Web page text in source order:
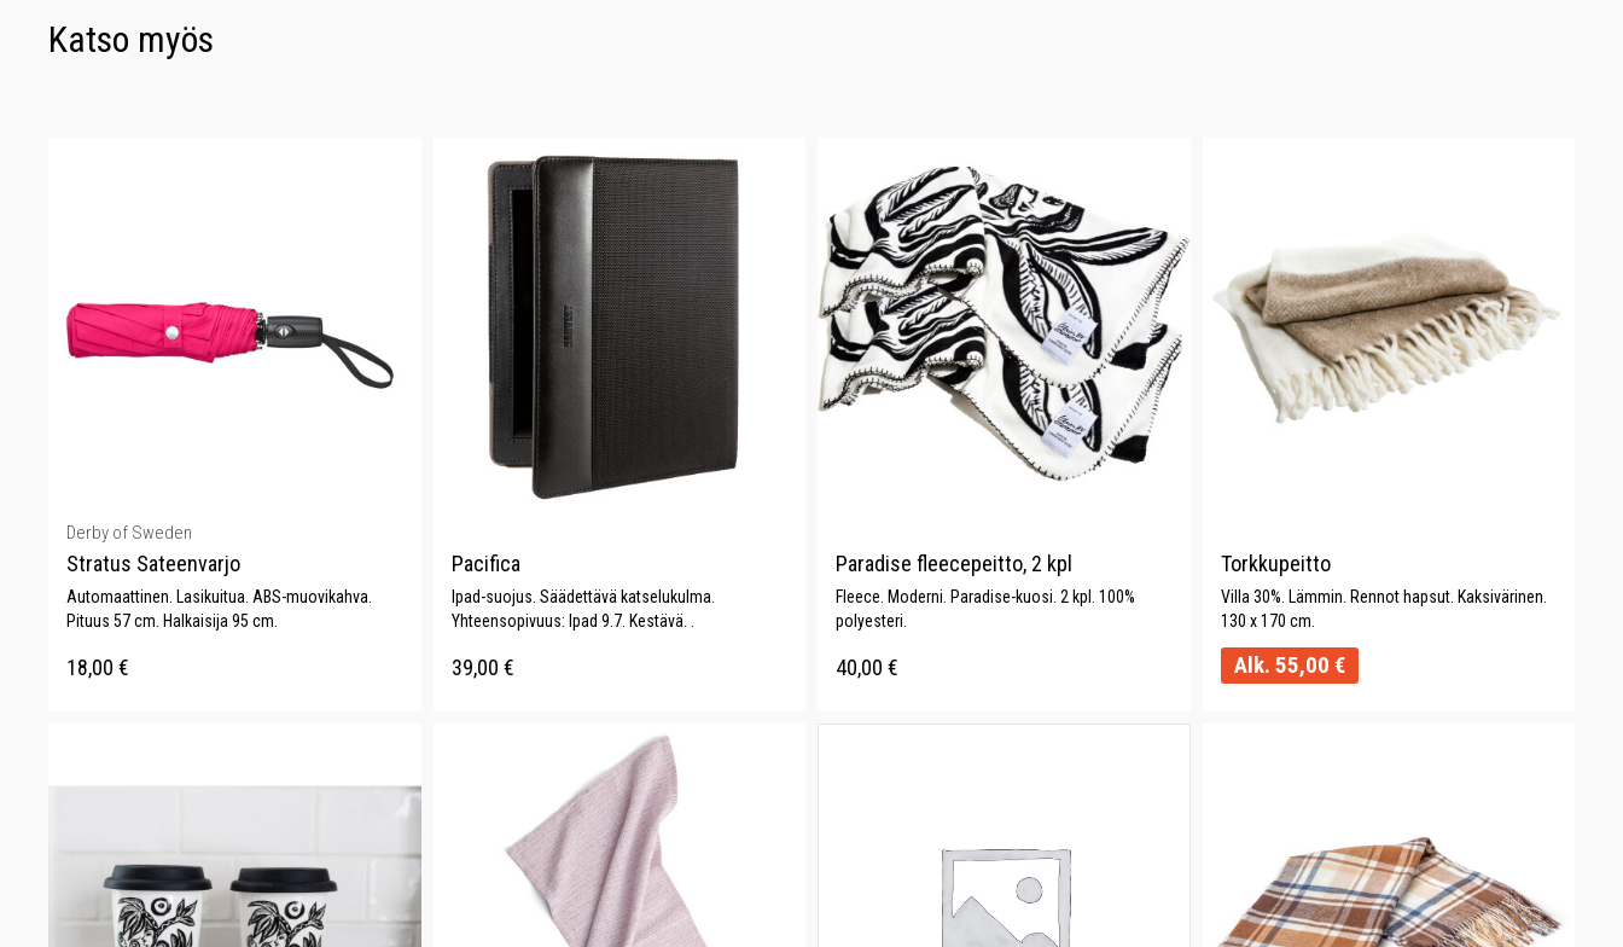
Katso myös
Derby of Sweden
Stratus Sateenvarjo
Automaattinen. Lasikuitua. ABS-muovikahva.
Pituus 57 cm. Halkaisija 95 cm.
18,00 €
Pacifica
Ipad-suojus. Säädettävä katselukulma.
Yhteensopivuus: Ipad 9.7. Kestävä. .
39,00 €
Paradise fleecepeitto, 2 kpl
Fleece. Moderni. Paradise-kuosi. 2 kpl. 100%
polyesteri.
40,00 €
Torkkupeitto
Villa 30%. Lämmin. Rennot hapsut. Kaksivärinen.
130 x 170 cm.
Alk. 55,00 €